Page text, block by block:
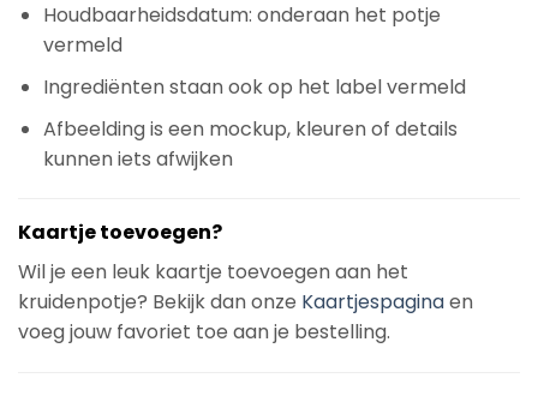
Houdbaarheidsdatum: onderaan het potje
vermeld
Ingrediënten staan ook op het label vermeld
Afbeelding is een mockup, kleuren of details
kunnen iets afwijken
Kaartje toevoegen?
Wil je een leuk kaartje toevoegen aan het
kruidenpotje? Bekijk dan onze Kaartjespaginaen
voeg jouw favoriet toe aan je bestelling.